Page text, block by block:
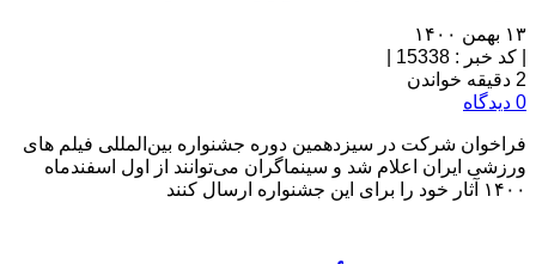
۱۳ بهمن ۱۴۰۰
کد خبر : 15338
2 دقیقه خواندن
0 دیدگاه
فراخوان شرکت در سیزدهمین دوره جشنواره بین‌المللی فیلم‎ های
ورزشی ایران اعلام شد و سینماگران می‌توانند از اول اسفندماه
۱۴۰۰ آثار خود را برای این جشنواره ارسال کنند